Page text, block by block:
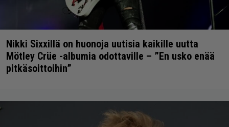
Nikki Sixxillä on huonoja uutisia kaikille uutta
Mötley Crüe -albumia odottaville – ”En usko enää
pitkäsoittoihin”